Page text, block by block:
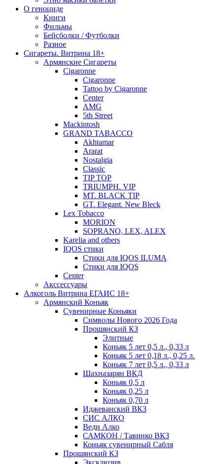
О геноциде
Книги
Фильмы
Бейсболки / Футболки
Разное
Сигареты. Витрина 18+
Армянские Сигареты
Cigaronne
Cigaronne
Tattoo by Cigaronne
Center
AMG
5th Street
Mackintosh
GRAND TABACCO
Akhtamar
Ararat
Nostalgia
Classic
TIP TOP
TRIUMPH. VIP
MT. BLACK TIP
GT. Elegant. New Bleck
Lex Tobacco
MORION
SOPRANO, LEX, ALEX
Karelia and others
IQOS стики
Стики для IQOS ILUMA
Стики для IQOS
Сenter
Акссессуары
Алкоголь Витрина ЕГАИС 18+
Армянский Коньяк
Сувенирные Коньяки
Символы Нового 2026 Года
Прошянский КЗ
Элитные
Коньяк 5 лет 0,5 л., 0,33 л
Коньяк 5 лет 0,18 л., 0,25 л.
Коньяк 7 лет 0,5 л., 0,33 л
Шахназарян ВКД
Коньяк 0,5 л
Коньяк 0,25 л
Коньяк 0,70 л
Иджеванский ВКЗ
СИС АЛКО
Веди Алко
САМКОН / Тавинко ВКЗ
Коньяк сувенирный Сабля
Прошянский КЗ
Эксклюзив